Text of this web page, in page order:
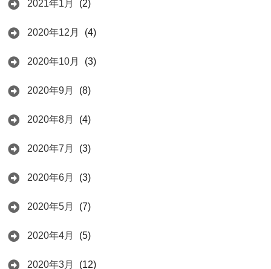
2021年1月 (2)
2020年12月 (4)
2020年10月 (3)
2020年9月 (8)
2020年8月 (4)
2020年7月 (3)
2020年6月 (3)
2020年5月 (7)
2020年4月 (5)
2020年3月 (12)